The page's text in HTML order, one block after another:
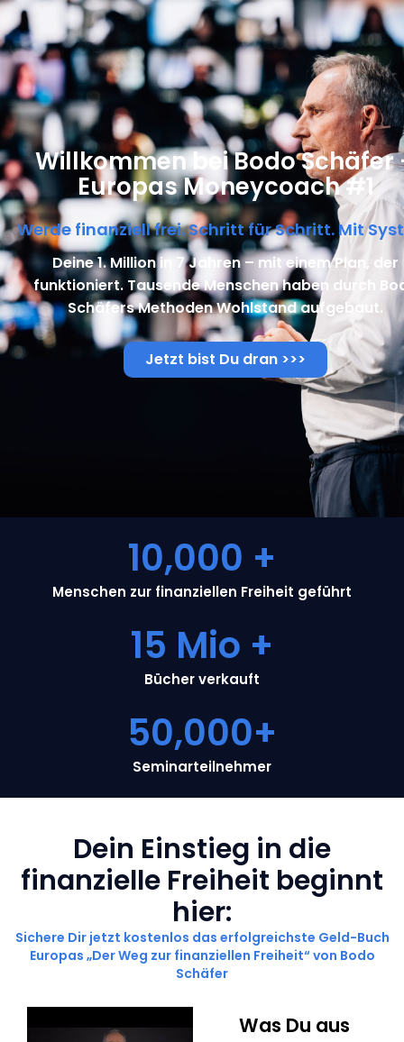
Willkommen bei Bodo Schäfer
Europas Moneycoach #1
Werde finanziell frei. Schritt für Schritt. Mit
Deine 1. Million in 7 Jahren – mit einem Plan, der
funktioniert. Tausende Menschen haben durch
Schäfers Methoden Wohlstand aufgebaut.
Jetzt bist Du dran >>>
10,000 +
Menschen zur finanziellen Freiheit geführt
15 Mio +
Bücher verkauft
50,000+
Seminarteilnehmer
Dein Einstieg in die
finanzielle Freiheit beginnt
hier:
Sichere Dir jetzt kostenlos das erfolgreichste Geld-Buch
Europas „Der Weg zur finanziellen Freiheit“ von Bodo
Schäfer
Was Du aus